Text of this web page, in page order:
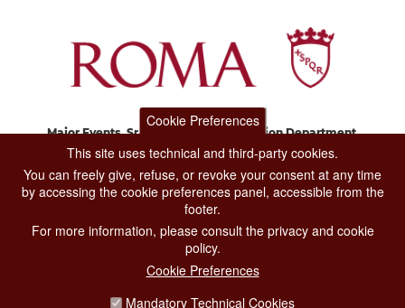
Major Events, Sport, Tourism and Fashion Department.
Via di San Basilio, 51
CONTACT CENTER TEL. 06 06 08
CONTATTA LA REDAZIONE
PRIVACY
Cookie Preferences
This site uses technical and third-party cookies.
You can freely give, refuse, or revoke your consent at any time
by accessing the cookie preferences panel, accessible from the
footer.
For more information, please consult the privacy and cookie
policy.
Cookie Preferences
Mandatory Technical Cookies